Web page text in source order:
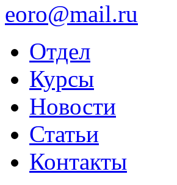
eoro@mail.ru
Отдел
Курсы
Новости
Статьи
Контакты